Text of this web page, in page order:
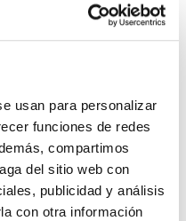
usan para personalizar
funciones de redes
compartimos
del sitio web con
publicidad y análisis
con otra información
Desmontamos los